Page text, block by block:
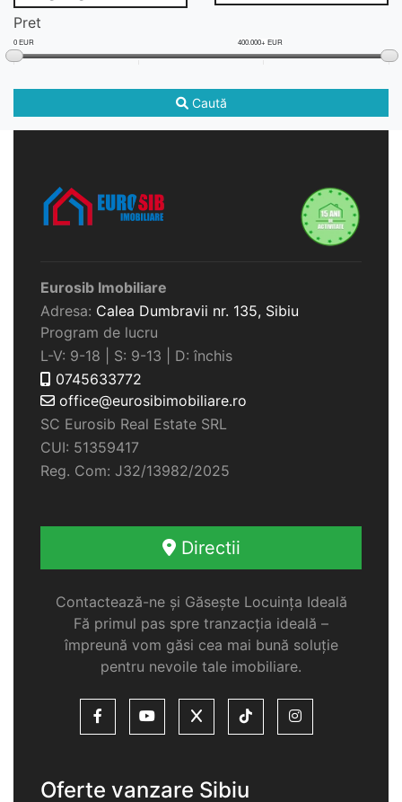
Pret
0 EUR 400.000+ EUR
Caută
Eurosib Imobiliare
Adresa: Calea Dumbravii nr. 135, Sibiu
Program de lucru
L-V: 9-18 | S: 9-13 | D: închis
0745633772
office@eurosibimobiliare.ro
SC Eurosib Real Estate SRL
CUI: 51359417
Reg. Com: J32/13982/2025
Directii
Contactează-ne și Găsește Locuința Ideală
Fă primul pas spre tranzacția ideală –
împreună vom găsi cea mai bună soluție
pentru nevoile tale imobiliare.
Oferte vanzare Sibiu